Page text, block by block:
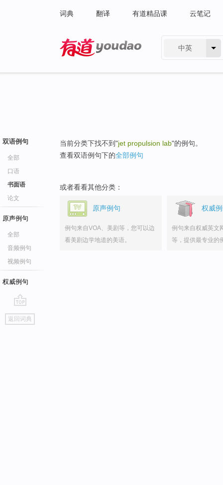
词典 翻译 有道精品课 云笔记
中英
双语例句
全部
口语
书面语
论文
原声例句
全部
音频例句
视频例句
权威例句
go
top
返回词典
当前分类下找不到"jet propulsion lab"的例句。
查看双语例句下的全部例句
或者看看其他分类：
原声例句
例句来自VOA、美剧等，您可以边
看美剧边学地道的美语。
权威
例句来自权威英文
等，提供最专业的